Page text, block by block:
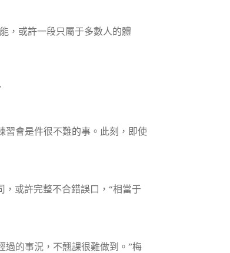
，或許一段只屬于多數人的體
會是件很不難的事。此刻，即使
或許完整不合錯誤口，“相當于
的事況，不翹課很難做到。”梅